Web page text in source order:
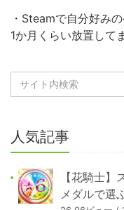
・Steamで自分好み
1か月くらい放置して
人気記事
【花騎士
メダルで選